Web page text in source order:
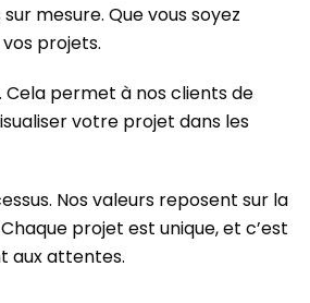
mesure. Que vous soyez
projets.
permet à nos clients de
votre projet dans les
Nos valeurs reposent sur la
projet est unique, et c’est
aux attentes.